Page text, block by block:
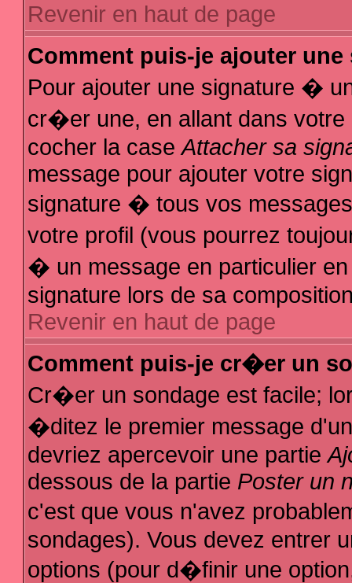
Revenir en haut de page
Comment puis-je ajouter
Pour ajouter une signature �
cr�er une, en allant dans
cocher la caseAttacher sa
message pour ajouter votre
signature � tous vos
votre profil (vous pourrez
� un message en particulier
signature lors de sa
Revenir en haut de page
Comment puis-je cr�er un
Cr�er un sondage est facile;
�ditez le premier message
devriez apercevoir une partie
dessous de la partie Poster un
c'est que vous n'avez
sondages). Vous devez entrer
options (pour d�finir une